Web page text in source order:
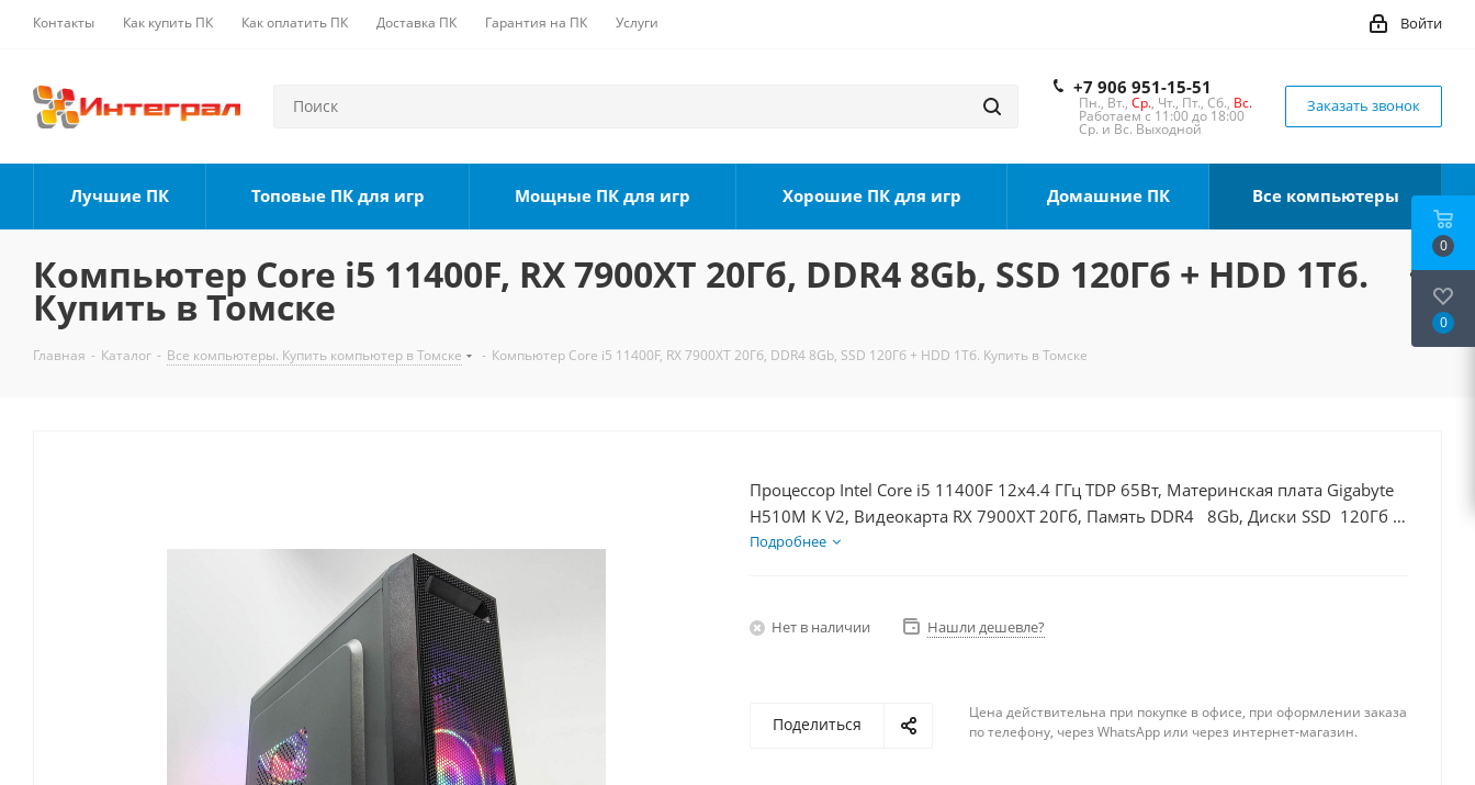
Контакты Как купить ПК Как оплатить ПК Доставка ПК Гарантия на ПК Услуги Войти
+7 906 951-15-51
Пн., Вт., Ср., Чт., Пт., Сб., Вс.
Работаем с 11:00 до 18:00
Ср. и Вс. Выходной
Заказать звонок
Лучшие ПК Топовые ПК для игр Мощные ПК для игр Хорошие ПК для игр Домашние ПК Все компьютеры
Компьютер Core i5 11400F, RX 7900XT 20Гб, DDR4 8Gb, SSD 120Гб + HDD 1Тб.
Купить в Томске
Главная - Каталог - Все компьютеры. Купить компьютер в Томске - Компьютер Core i5 11400F, RX 7900XT 20Гб, DDR4 8Gb, SSD 120Гб + HDD 1Тб. Купить в Томске
Процессор Intel Core i5 11400F 12x4.4 ГГц TDP 65Вт, Материнская плата Gigabyte
H510M K V2, Видеокарта RX 7900XT 20Гб, Память DDR4 8Gb, Диски SSD 120Гб +
HDD 1Тб, БП 750Вт
Подробнее
Нет в наличии Нашли дешевле?
Поделиться
Цена действительна при покупке в офисе, при оформлении заказа
по телефону, через WhatsApp или через интернет-магазин.
0
0